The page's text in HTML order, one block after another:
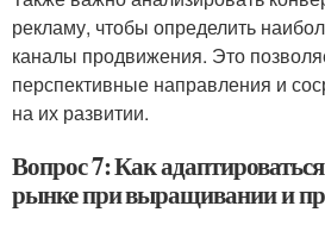
рекламу, чтобы определить
каналы продвижения. Это
перспективные направления и
на их развитии.
Вопрос 7: Как
рынке при выращивании и